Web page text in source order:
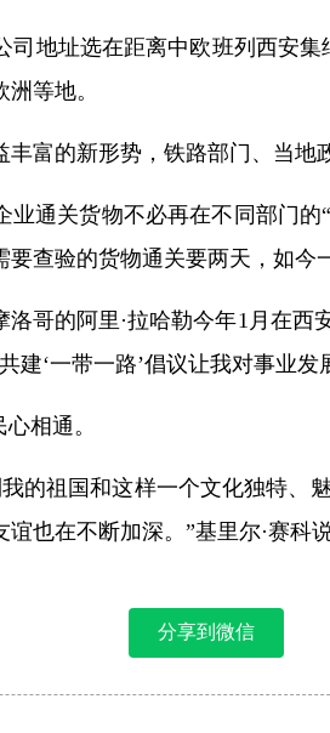
地址选在距离中欧班列西安集
等地。
富的新形势，铁路部门、当地
通关货物不必再在不同部门
查验的货物通关要两天，如今
哥的阿里·拉哈勒今年1月在
‘一带一路’倡议让我对事业发
相通。
的祖国和这样一个文化独特、
也在不断加深。”基里尔·赛科说
分享到微信